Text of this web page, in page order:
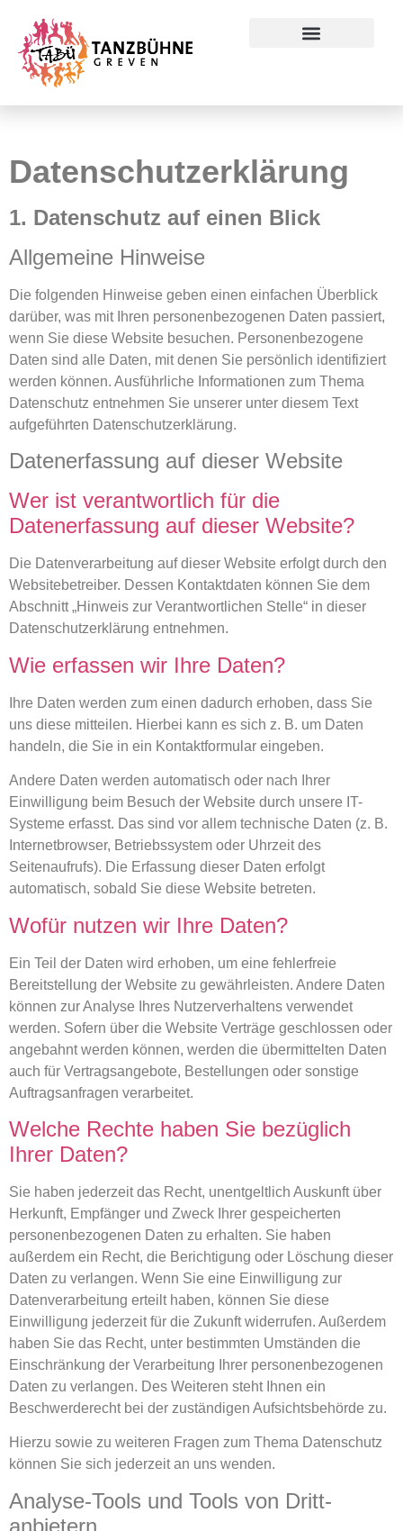
Datenschutzerklärung
Datenschutz­erklärung
1. Datenschutz auf einen Blick
Allgemeine Hinweise
Die folgenden Hinweise geben einen einfachen Überblick
darüber, was mit Ihren personenbezogenen Daten passiert,
wenn Sie diese Website besuchen. Personenbezogene
Daten sind alle Daten, mit denen Sie persönlich identifiziert
werden können. Ausführliche Informationen zum Thema
Datenschutz entnehmen Sie unserer unter diesem Text
aufgeführten Datenschutzerklärung.
Datenerfassung auf dieser Website
Wer ist verantwortlich für die
Datenerfassung auf dieser Website?
Die Datenverarbeitung auf dieser Website erfolgt durch den
Websitebetreiber. Dessen Kontaktdaten können Sie dem
Abschnitt „Hinweis zur Verantwortlichen Stelle“ in dieser
Datenschutzerklärung entnehmen.
Wie erfassen wir Ihre Daten?
Ihre Daten werden zum einen dadurch erhoben, dass Sie
uns diese mitteilen. Hierbei kann es sich z. B. um Daten
handeln, die Sie in ein Kontaktformular eingeben.
Andere Daten werden automatisch oder nach Ihrer
Einwilligung beim Besuch der Website durch unsere IT-
Systeme erfasst. Das sind vor allem technische Daten (z. B.
Internetbrowser, Betriebssystem oder Uhrzeit des
Seitenaufrufs). Die Erfassung dieser Daten erfolgt
automatisch, sobald Sie diese Website betreten.
Wofür nutzen wir Ihre Daten?
Ein Teil der Daten wird erhoben, um eine fehlerfreie
Bereitstellung der Website zu gewährleisten. Andere Daten
können zur Analyse Ihres Nutzerverhaltens verwendet
werden. Sofern über die Website Verträge geschlossen oder
angebahnt werden können, werden die übermittelten Daten
auch für Vertragsangebote, Bestellungen oder sonstige
Auftragsanfragen verarbeitet.
Welche Rechte haben Sie bezüglich
Ihrer Daten?
Sie haben jederzeit das Recht, unentgeltlich Auskunft über
Herkunft, Empfänger und Zweck Ihrer gespeicherten
personenbezogenen Daten zu erhalten. Sie haben
außerdem ein Recht, die Berichtigung oder Löschung dieser
Daten zu verlangen. Wenn Sie eine Einwilligung zur
Datenverarbeitung erteilt haben, können Sie diese
Einwilligung jederzeit für die Zukunft widerrufen. Außerdem
haben Sie das Recht, unter bestimmten Umständen die
Einschränkung der Verarbeitung Ihrer personenbezogenen
Daten zu verlangen. Des Weiteren steht Ihnen ein
Beschwerderecht bei der zuständigen Aufsichtsbehörde zu.
Hierzu sowie zu weiteren Fragen zum Thema Datenschutz
können Sie sich jederzeit an uns wenden.
Analyse-Tools und Tools von Dritt­
anbietern